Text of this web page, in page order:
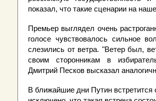
показал, что такие сценарии на
Премьер выглядел очень
голосе чувствовалось сильное
слезились от ветра. "Ветер был,
своим сторонникам в
Дмитрий Песков высказал
В ближайшие дни Путин